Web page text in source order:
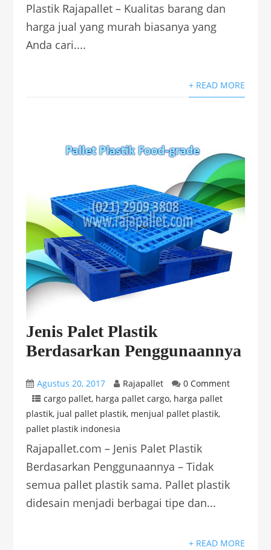
Plastik Rajapallet – Kualitas barang dan
harga jual yang murah biasanya yang
Anda cari....
+ READ MORE
Jenis Palet Plastik
Berdasarkan Penggunaannya
Agustus 20, 2017 Rajapallet
0 Comment
cargo pallet, harga pallet cargo, harga pallet
plastik, jual pallet plastik, menjual pallet plastik,
pallet plastik indonesia
Rajapallet.com – Jenis Palet Plastik
Berdasarkan Penggunaannya – Tidak
semua pallet plastik sama. Pallet plastik
didesain menjadi berbagai tipe dan...
+ READ MORE